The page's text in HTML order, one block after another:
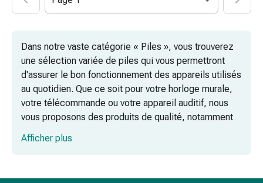
ongles
et
des
pieds
Traitement
des
cicatrices
Transpiration
Dans notre vaste catégorie « Piles », vous trouverez
une sélection variée de piles qui vous permettront
d'assurer le bon fonctionnement des appareils utilisés
au quotidien. Que ce soit pour votre horloge murale,
votre télécommande ou votre appareil auditif, nous
vous proposons des produits de qualité, notamment
des piles AA et AAA et des piles boutons, pour que
vous puissiez toujours compter sur des sources
Afficher plus